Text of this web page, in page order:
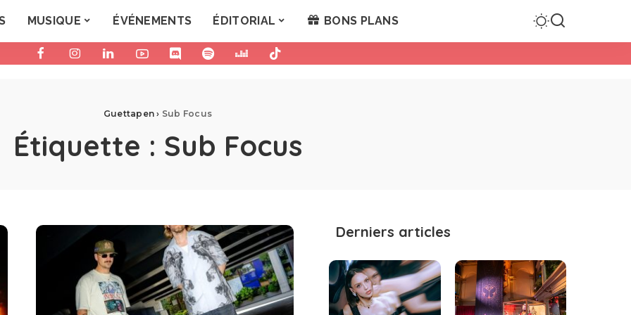
MUSIQUE ÉVÉNEMENTS ÉDITORIAL BONS PLANS
Guettapen › Sub Focus
Étiquette : Sub Focus
Derniers articles